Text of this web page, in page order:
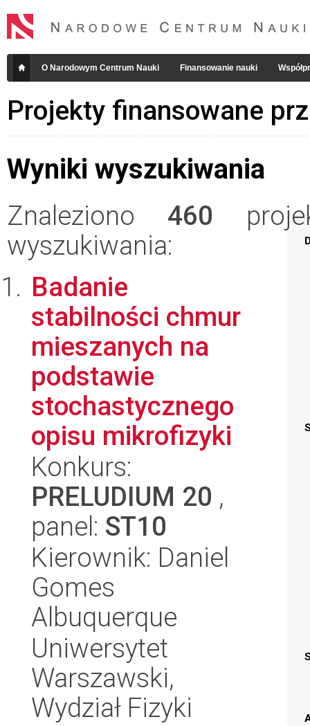
O Narodowym Centrum Nauki Finansowanie nauki
Projekty finansowane
Wyniki wyszukiwania
Znaleziono 460
wyszukiwania:
Badanie
stabilności chmur
mieszanych na
podstawie
stochastycznego
opisu mikrofizyki
Konkurs:
PRELUDIUM 20 ,
panel: ST10
Kierownik: Daniel
Gomes
Albuquerque
Uniwersytet
Warszawski,
Wydział Fizyki